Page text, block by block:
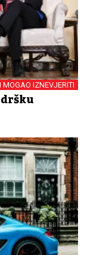
MOGAO IZNEVJERITI